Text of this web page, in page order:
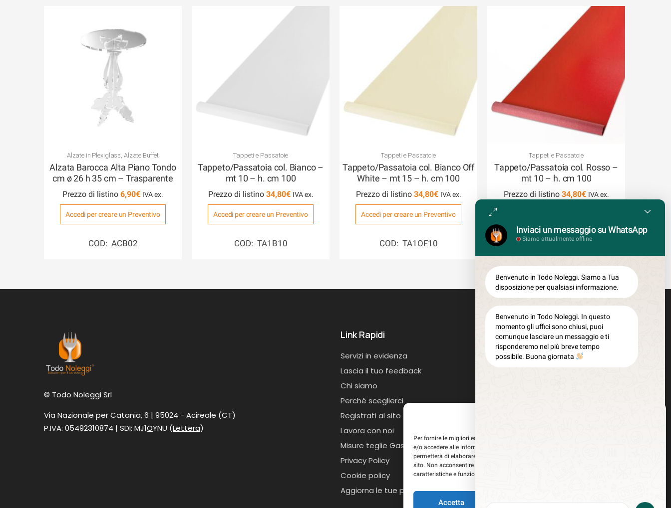
Per fornire le migliori esperienze, utilizziamo tecnologie come i cookie per memorizzare
e/o accedere alle informazioni del dispositivo. Il consenso a queste tecnologie ci
permetterà di elaborare dati come il comportamento di navigazione o ID unici su questo
sito. Non acconsentire o ritirare il consenso può influire negativamente su alcune
caratteristiche e funzioni.
Accetta Nega Visualizza le preferenze
Alzate in Plexiglass, Alzate Buffet
Alzata Barocca Alta Piano Tondo
cm ø 26 h 35 cm – Trasparente
Prezzo di listino 6,90€
Accedi per creare un Preventivo
COD: ACB02
Tappeti e Passatoie
Tappeto/Passatoia col. Bianco –
mt 10 – h. cm 100
Prezzo di listino 34,80€
Accedi per creare un Preventivo
COD: TA1B10
Tappeti e Passatoie
Tappeto/Passatoia col. Bianco Off
White – mt 15 – h. cm 100
Prezzo di listino 34,80€
Accedi per creare un Preventivo
COD: TA1OF10
Tappeti e Passatoie
Tappeto/Passatoia col. Rosso –
mt 10 – h. cm 100
Prezzo di listino 34,80€
COD: TA1R10
© Todo Noleggi Srl
Via Nazionale per Catania, 6 | 95024 - Acireale (CT)
P.IVA: 05492310874 | SDI: MJ1OYNU (Lettera)
Link Rapidi
Servizi in evidenza
Lascia il tuo feedback
Chi siamo
Perché sceglierci
Registrati al sito
Lavora con noi
Misure teglie Gastronorm
Privacy Policy
Cookie policy
Aggiorna le tue preferenze di tracciamento della pubblicità
Inviaci un messaggio su WhatsApp
Siamo attualmente offline
Benvenuto in Todo Noleggi. Siamo a Tua
disposizione per qualsiasi informazione.
Benvenuto in Todo Noleggi. In questo
momento gli uffici sono chiusi, puoi
comunque lasciare un messaggio e ti
risponderemo nel più breve tempo
possibile. Buona giornata